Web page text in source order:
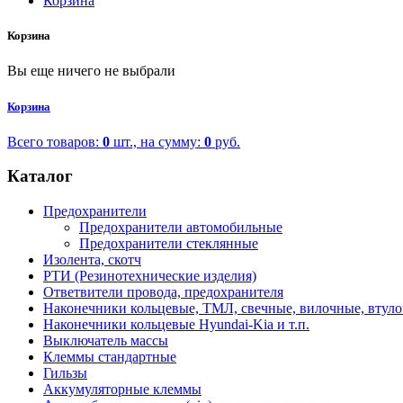
Корзина
Вы еще ничего не выбрали
Корзина
Всего товаров: 0 шт., на сумму: 0 руб.
Каталог
Предохранители
Предохранители автомобильные
Предохранители стеклянные
Изолента, скотч
РТИ (Резинотехнические изделия)
Ответвители провода, предохранителя
Наконечники кольцевые, ТМЛ, свечные, вилочные,
Наконечники кольцевые Hyundai-Kia и т.п.
Выключатель массы
Клеммы стандартные
Гильзы
Аккумуляторные клеммы